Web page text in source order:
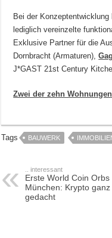
Bei der Konzeptentwicklung
lediglich vereinzelte
Exklusive Partner für die
Dornbracht (Armaturen),
J*GAST 21st Century
Zwei der zehn
Tags BAUWERK
.. interessant
Erste World Coin Orbs
München: Krypto ganz
gedacht